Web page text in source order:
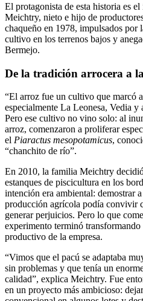
El protagonista de esta historia es
Meichtry, nieto e hijo de
chaqueño en 1978, impulsados por
cultivo en los terrenos bajos y
Bermejo.
De la tradición arrocera a
“El arroz fue un cultivo que marcó
especialmente La Leonesa, Vedia y
Pero ese cultivo no vino solo: al
arroz, comenzaron a proliferar
el Piaractus mesopotamicus,
“chanchito de río”.
En 2010, la familia Meichtry
estanques de piscicultura en los
intención era ambiental: demostrar
producción agrícola podía convivir
generar perjuicios. Pero lo que
experimento terminó
productivo de la empresa.
“Vimos que el pacú se adaptaba
sin problemas y que tenía un
calidad”, explica Meichtry. Fue
en un proyecto más ambicioso: